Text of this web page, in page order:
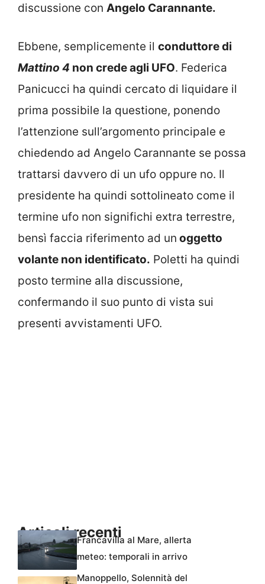
discussione con Angelo Carannante.
Ebbene, semplicemente il conduttore di
Mattino 4 non crede agli UFO. Federica
Panicucci ha quindi cercato di liquidare il
prima possibile la questione, ponendo
l’attenzione sull’argomento principale e
chiedendo ad Angelo Carannante se possa
trattarsi davvero di un ufo oppure no. Il
presidente ha quindi sottolineato come il
termine ufo non significhi extra terrestre,
bensì faccia riferimento ad un oggetto
volante non identificato. Poletti ha quindi
posto termine alla discussione,
confermando il suo punto di vista sui
presenti avvistamenti UFO.
Articoli recentiFrancavilla al Mare, allerta
meteo: temporali in arrivo
Manoppello, Solennità del